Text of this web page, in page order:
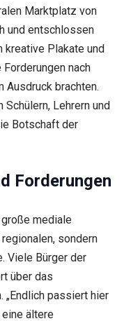
Marktplatz von
und entschlossen
kreative Plakate und
nach
brachten.
Schülern, Lehrern und
Botschaft der
Forderungen
mediale
sondern
Viele Bürger der
über das
„Endlich passiert hier
ältere